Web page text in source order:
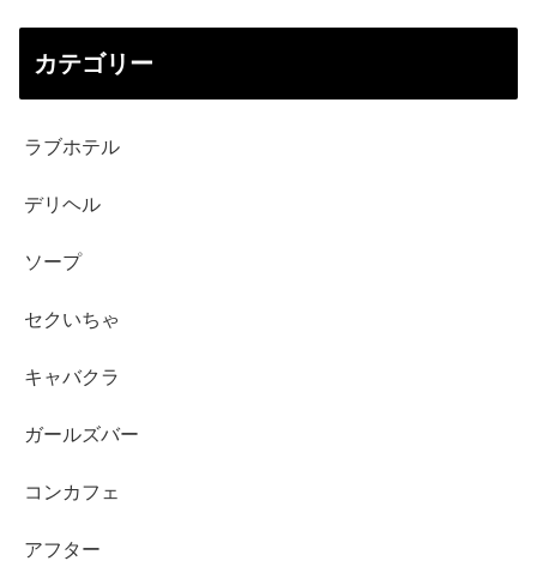
カテゴリー
ラブホテル
デリヘル
ソープ
セクいちゃ
キャバクラ
ガールズバー
コンカフェ
アフター